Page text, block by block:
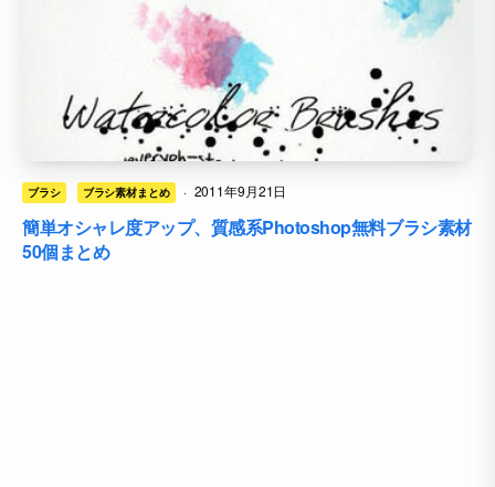
ブラシ ブラシ素材まとめ · 2011年9月21日
簡単オシャレ度アップ、質感系Photoshop無料ブラシ素材
50個まとめ